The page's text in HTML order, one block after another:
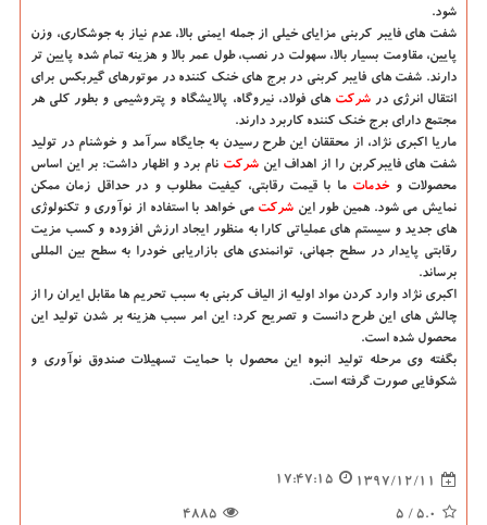
شود.
شفت های فایبر كربنی مزایای خیلی از جمله ایمنی بالا، عدم نیاز به جوشكاری، وزن
پایین، مقاومت بسیار بالا، سهولت در نصب، طول عمر بالا و هزینه تمام شده پایین تر
دارند. شفت های فایبر كربنی در برج های خنك كننده در موتورهای گیربكس برای
انتقال انرژی درشركت های فولاد، نیروگاه، پالایشگاه و پتروشیمی و بطور كلی هر
مجتمع دارای برج خنك كننده كاربرد دارند.
ماریا اكبری نژاد، از محققان این طرح رسیدن به جایگاه سرآمد و خوشنام در تولید
شفت های فایبركربن را از اهداف اینشركت نام برد و اظهار داشت: بر این اساس
محصولات و خدمات ما با قیمت رقابتی، كیفیت مطلوب و در حداقل زمان ممكن
نمایش می شود. همین طور این شركت می خواهد با استفاده از نوآوری و تكنولوژی
های جدید و سیستم های عملیاتی كارا به منظور ایجاد ارزش افزوده و كسب مزیت
رقابتی پایدار در سطح جهانی، توانمندی های بازاریابی خودرا به سطح بین المللی
برساند.
اكبری نژاد وارد كردن مواد اولیه از الیاف كربنی به سبب تحریم ها مقابل ایران را از
چالش های این طرح دانست و تصریح كرد: این امر سبب هزینه بر شدن تولید این
محصول شده است.
بگفته وی مرحله تولید انبوه این محصول با حمایت تسهیلات صندوق نوآوری و
شكوفایی صورت گرفته است.
1397/12/11
17:47:15
5.0
/ 5
4885